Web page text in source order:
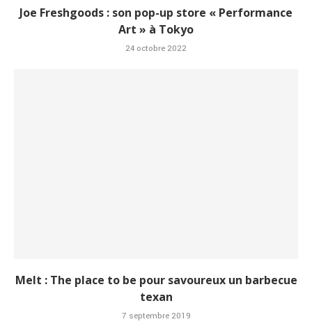
Joe Freshgoods : son pop-up store « Performance
Art » à Tokyo
24 octobre 2022
Melt : The place to be pour savoureux un barbecue
texan
7 septembre 2019